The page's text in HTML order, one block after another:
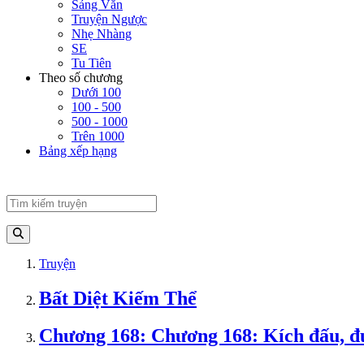
Sảng Văn
Truyện Ngược
Nhẹ Nhàng
SE
Tu Tiên
Theo số chương
Dưới 100
100 - 500
500 - 1000
Trên 1000
Bảng xếp hạng
Truyện
Bất Diệt Kiếm Thể
Chương 168: Chương 168: Kích đấu,